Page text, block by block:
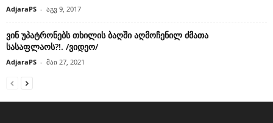
AdjaraPS - აგვ 9, 2017
ვინ უპატრონებს თხილის ბაღში აღმოჩენილ ძმათა
სასაფლაოს?!. /ვიდეო/
AdjaraPS - მაი 27, 2021